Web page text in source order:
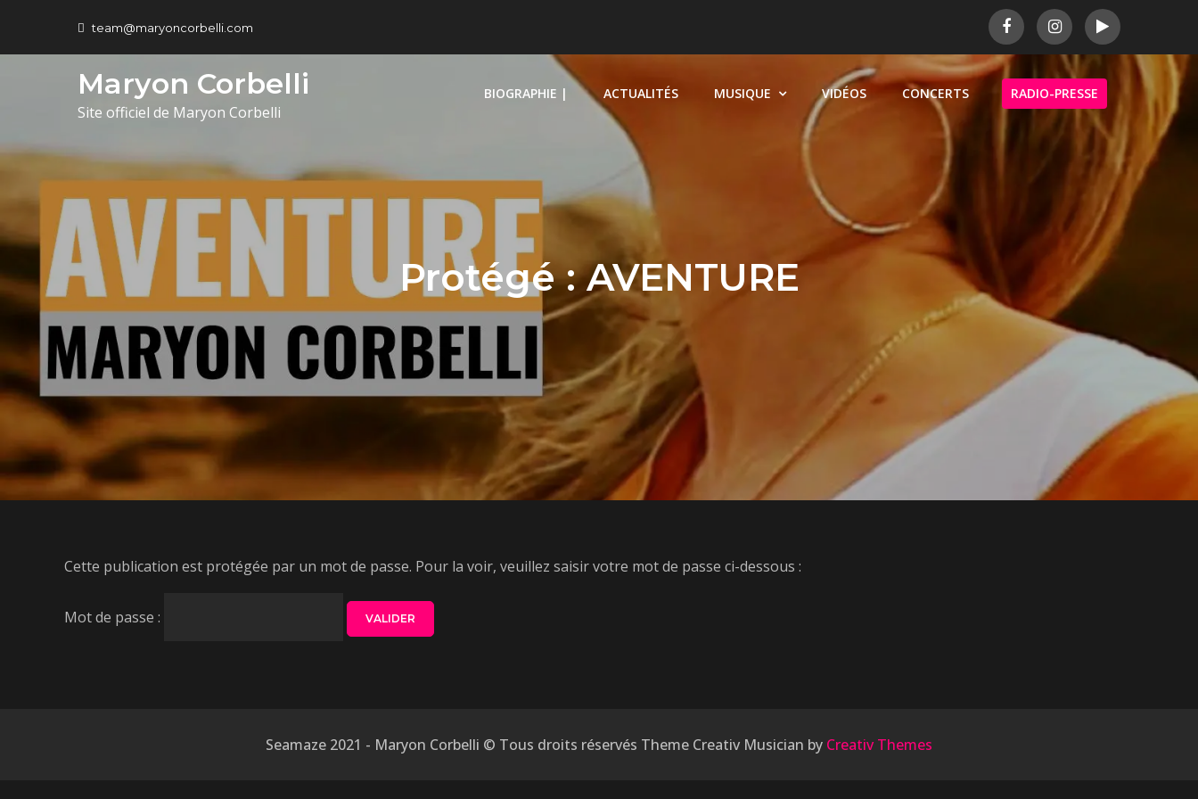
team@maryoncorbelli.com
Maryon Corbelli
Site officiel de Maryon Corbelli
BIOGRAPHIE | ACTUALITÉS MUSIQUE VIDÉOS CONCERTS RADIO-PRESSE
Protégé : AVENTURE
Cette publication est protégée par un mot de passe. Pour la voir, veuillez saisir votre mot de passe ci-dessous :
Mot de passe :
Seamaze 2021 - Maryon Corbelli © Tous droits réservés Theme Creativ Musician by Creativ Themes